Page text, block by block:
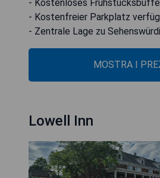
- Kostenloses
- Kostenfreier Parkplatz
- Zentrale Lage zu
MOSTRA I
Lowell Inn